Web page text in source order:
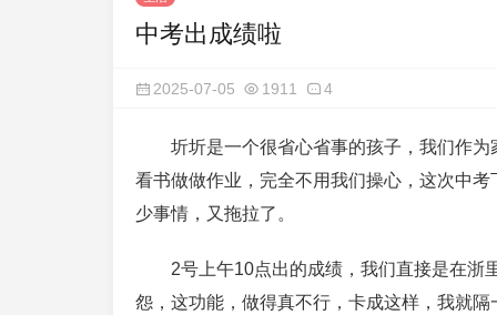
中考出成绩啦
2025-07-05 1911 4
圻圻是一个很省心省事的孩子，我们作
看书做做作业，完全不用我们操心，这次中
少事情，又拖拉了。
2号上午10点出的成绩，我们直接是在浙
怨，这功能，做得真不行，卡成这样，我就